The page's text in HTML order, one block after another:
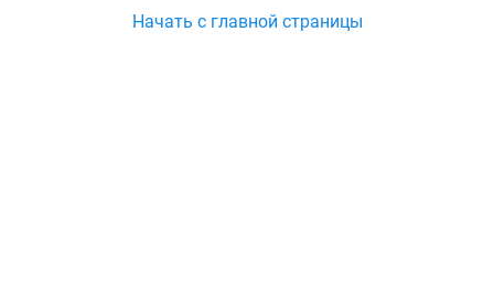
Начать с главной страницы